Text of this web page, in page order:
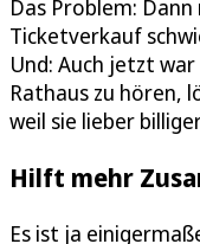
Das Problem:
Ticketverkauf
Und: Auch jetzt
Rathaus zu hören,
weil sie lieber
Hilft mehr
Es ist ja